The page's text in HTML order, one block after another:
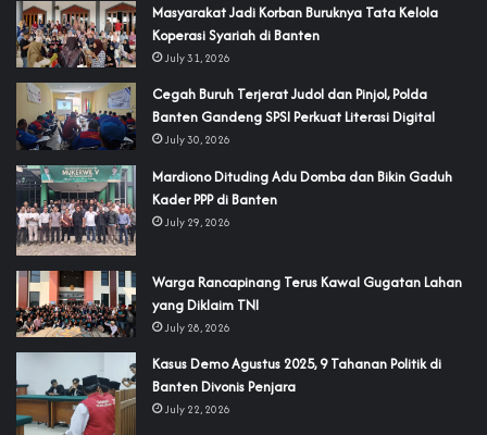
‎Masyarakat Jadi Korban Buruknya Tata Kelola
Koperasi Syariah di Banten
July 31, 2026
Cegah Buruh Terjerat Judol dan Pinjol, Polda
Banten Gandeng SPSI Perkuat Literasi Digital
July 30, 2026
‎Mardiono Dituding Adu Domba dan Bikin Gaduh
Kader PPP di Banten
July 29, 2026
‎Warga Rancapinang Terus Kawal Gugatan Lahan
yang Diklaim TNI‎‎
July 28, 2026
‎Kasus Demo Agustus 2025, 9 Tahanan Politik di
Banten Divonis Penjara
July 22, 2026